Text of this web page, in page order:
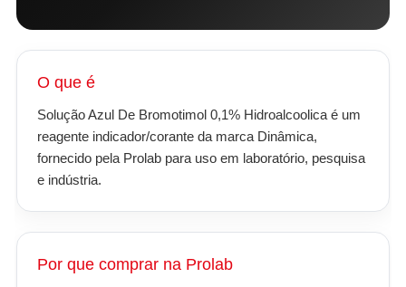
O que é
Solução Azul De Bromotimol 0,1% Hidroalcoolica é um
reagente indicador/corante da marca Dinâmica,
fornecido pela Prolab para uso em laboratório, pesquisa
e indústria.
Por que comprar na Prolab